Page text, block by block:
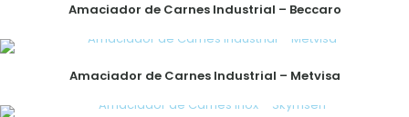
Amaciador de Carnes Industrial – Beccaro
Amaciador de Carnes Industrial – Metvisa